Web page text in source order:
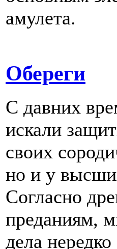
амулета.
Обереги
С давних
искали
своих
но и у
Согласно
преданиям,
дела